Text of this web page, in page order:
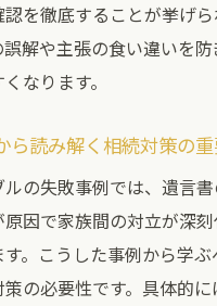
認を徹底することが挙げ
誤解や主張の食い違いを
なります。
ら読み解く相続対策の
の失敗事例では、遺言
因で家族間の対立が深
。こうした事例から学
の必要性です。具体的